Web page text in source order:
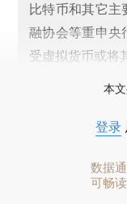
比特币和其它
融协会等重申央
受虚拟货币或将
本
登录
数据
可畅